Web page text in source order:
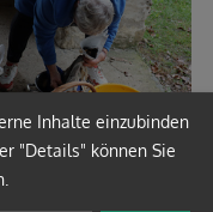
Inhalte einzubinden
"Details" können Sie